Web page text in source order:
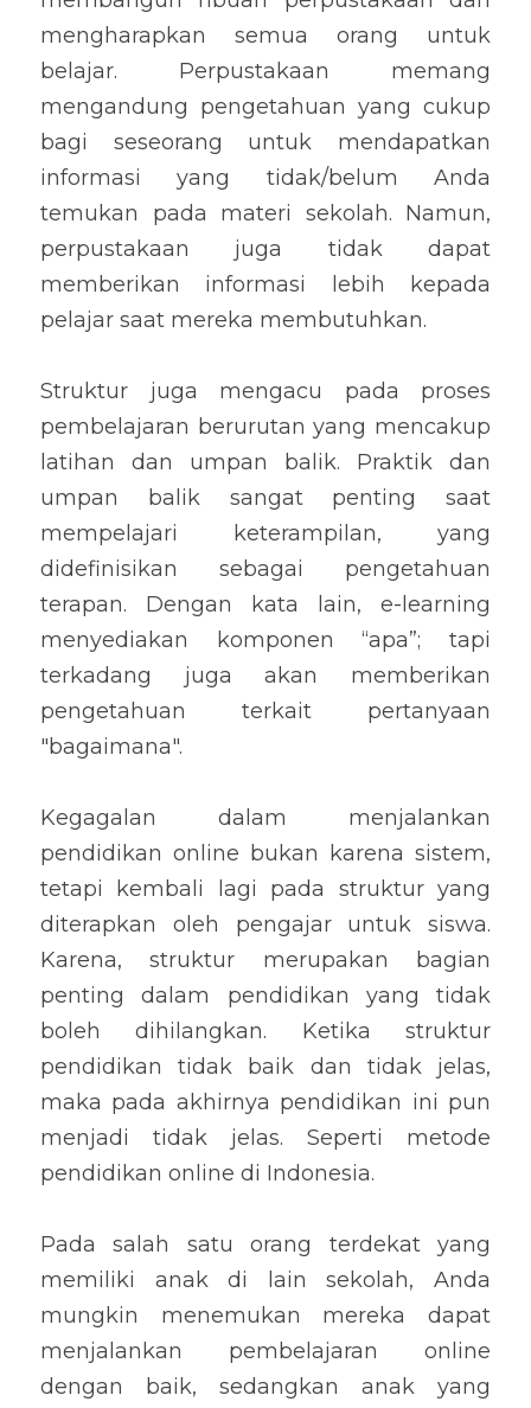
mengharapkan semua orang untuk
belajar. Perpustakaan memang
mengandung pengetahuan yang cukup
bagi seseorang untuk mendapatkan
informasi yang tidak/belum Anda
temukan pada materi sekolah. Namun,
perpustakaan juga tidak dapat
memberikan informasi lebih kepada
pelajar saat mereka membutuhkan.
Struktur juga mengacu pada proses
pembelajaran berurutan yang mencakup
latihan dan umpan balik. Praktik dan
umpan balik sangat penting saat
mempelajari keterampilan, yang
didefinisikan sebagai pengetahuan
terapan. Dengan kata lain, e-learning
menyediakan komponen “apa”; tapi
terkadang juga akan memberikan
pengetahuan terkait pertanyaan
"bagaimana".
Kegagalan dalam menjalankan
pendidikan online bukan karena sistem,
tetapi kembali lagi pada struktur yang
diterapkan oleh pengajar untuk siswa.
Karena, struktur merupakan bagian
penting dalam pendidikan yang tidak
boleh dihilangkan. Ketika struktur
pendidikan tidak baik dan tidak jelas,
maka pada akhirnya pendidikan ini pun
menjadi tidak jelas. Seperti metode
pendidikan online di Indonesia.
Pada salah satu orang terdekat yang
memiliki anak di lain sekolah, Anda
mungkin menemukan mereka dapat
menjalankan pembelajaran online
dengan baik, sedangkan anak yang